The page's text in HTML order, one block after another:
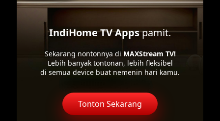
IndiHome TV Appspamit.
Sekarang nontonnya di MAXStream TV!
Lebih banyak tontonan, lebih fleksibel
di semua device buat nemenin hari kamu.
Tonton Sekarang